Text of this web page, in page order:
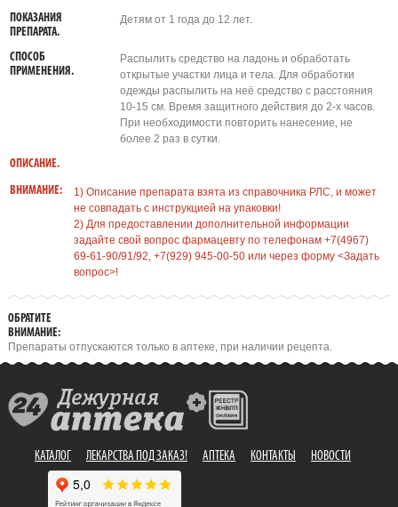
ПОКАЗАНИЯ
ПРЕПАРАТА.
Детям от 1 года до 12 лет.
СПОСОБ
ПРИМЕНЕНИЯ.
Распылить средство на ладонь и обработать
открытые участки лица и тела. Для обработки
одежды распылить на неё средство с расстояния
10-15 см. Время защитного действия до 2-х часов.
При необходимости повторить нанесение, не
более 2 раз в сутки.
ОПИСАНИЕ.
ВНИМАНИЕ:
1) Описание препарата взята из справочника РЛС, и может
не совпадать с инструкцией на упаковки!
2) Для предоставлении дополнительной информации
задайте свой вопрос фармацевту по телефонам +7(4967)
69-61-90/91/92, +7(929) 945-00-50 или через форму <Задать
вопрос>!
ОБРАТИТЕ
ВНИМАНИЕ:
Препараты отпускаются только в аптеке, при наличии рецепта.
КАТАЛОГ ЛЕКАРСТВА ПОД ЗАКАЗ! АПТЕКА КОНТАКТЫ НОВОСТИ